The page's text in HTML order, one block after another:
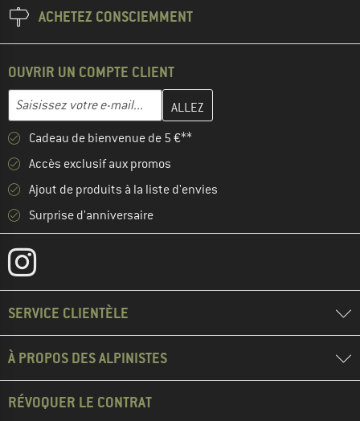
ACHETEZ CONSCIEMMENT
OUVRIR UN COMPTE CLIENT
Adresse e-mail
Entrez votre adresse e-mail ici et créez votre compte client à la
Cadeau de bienvenue de 5 €**
Accès exclusif aux promos
Ajout de produits à la liste d'envies
Surprise d'anniversaire
SERVICE CLIENTÈLE
À PROPOS DES ALPINISTES
RÉVOQUER LE CONTRAT